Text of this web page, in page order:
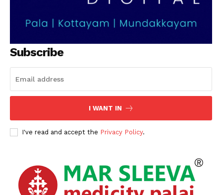
Subscribe
I WANT IN
I've read and accept the Privacy Policy.